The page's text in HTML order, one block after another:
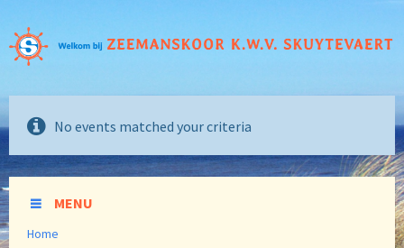
No events matched your criteria
MENU
Home